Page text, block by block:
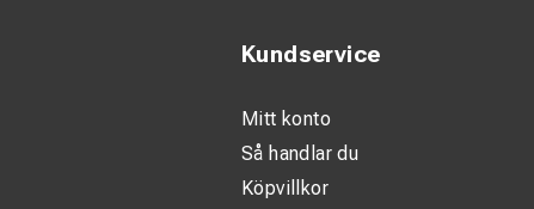
Kundservice
Mitt konto
Så handlar du
Köpvillkor